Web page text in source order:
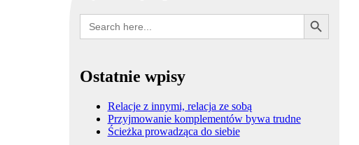
Search
for:
Search Button
Ostatnie wpisy
Relacje z innymi, relacja ze sobą
Przyjmowanie komplementów bywa trudne
Ścieżka prowadząca do siebie